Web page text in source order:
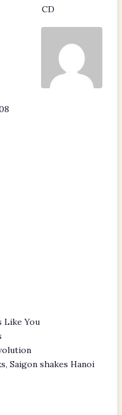
CD
Like You
Saigon shakes Hanoi